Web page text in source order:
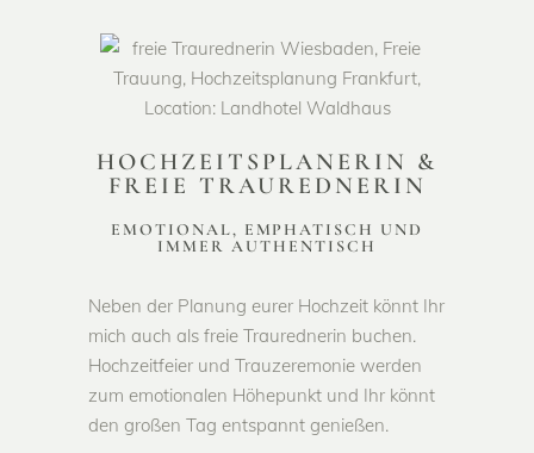
HOCHZEITSPLANERIN &
FREIE TRAUREDNERIN
EMOTIONAL, EMPHATISCH UND
IMMER AUTHENTISCH
Neben der Planung eurer Hochzeit könnt Ihr
mich auch als freie Traurednerin buchen.
Hochzeitfeier und Trauzeremonie werden
zum emotionalen Höhepunkt und Ihr könnt
den großen Tag entspannt genießen.